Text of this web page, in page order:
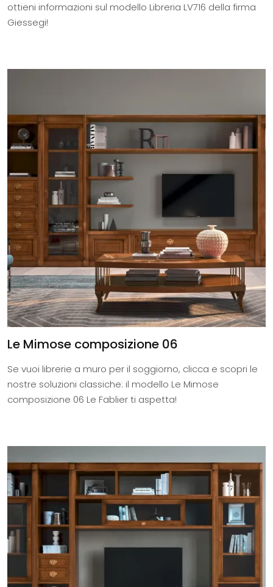
ottieni informazioni sul modello Libreria LV716 della firma
Giessegi!
Le Mimose composizione 06
Se vuoi librerie a muro per il soggiorno, clicca e scopri le
nostre soluzioni classiche: il modello Le Mimose
composizione 06 Le Fablier ti aspetta!